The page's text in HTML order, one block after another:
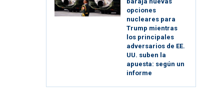
opciones
nucleares para
Trump mientras
los principales
adversarios de EE.
UU. suben la
apuesta: según un
informe